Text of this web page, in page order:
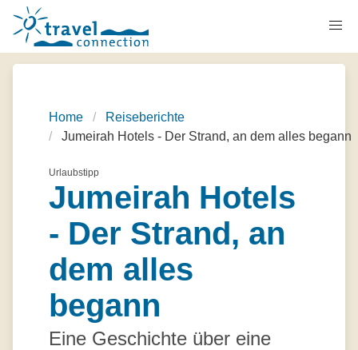
Home
Reiseberichte
Jumeirah Hotels - Der Strand, an dem alles begann
Urlaubstipp
Jumeirah Hotels
- Der Strand, an
dem alles
begann
Eine Geschichte über eine